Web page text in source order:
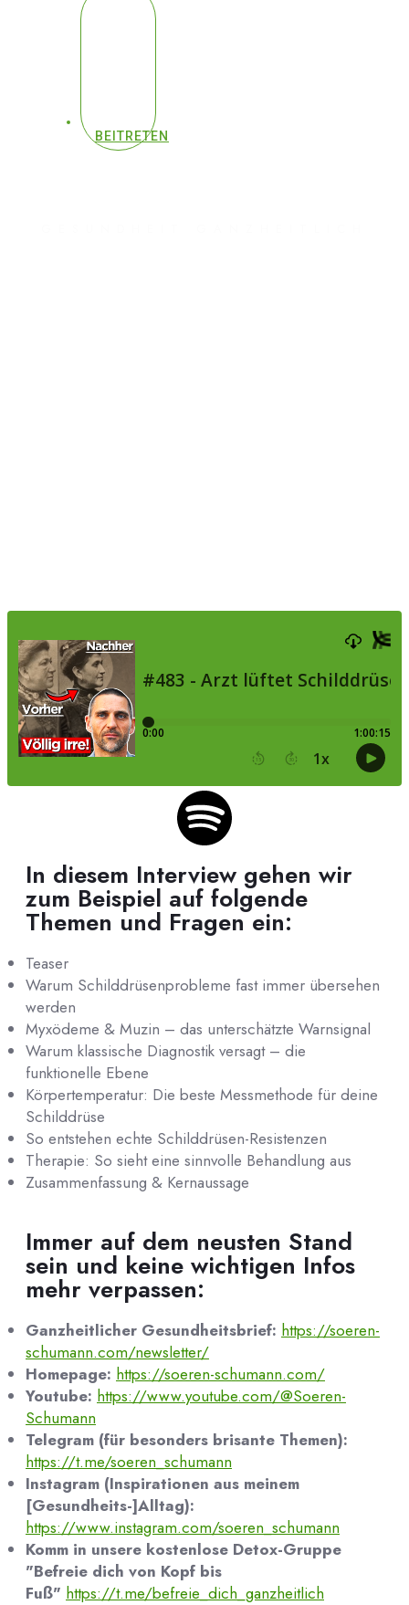
BEITRETEN
In diesem Interview gehen wir
zum Beispiel auf folgende
Themen und Fragen ein:
Teaser
Warum Schilddrüsenprobleme fast immer übersehen
werden
Myxödeme & Muzin – das unterschätzte Warnsignal
Warum klassische Diagnostik versagt – die
funktionelle Ebene
Körpertemperatur: Die beste Messmethode für deine
Schilddrüse
So entstehen echte Schilddrüsen-Resistenzen
Therapie: So sieht eine sinnvolle Behandlung aus
Zusammenfassung & Kernaussage
Immer auf dem neusten Stand
sein und keine wichtigen Infos
mehr verpassen:
Ganzheitlicher Gesundheitsbrief: https://soeren-
schumann.com/newsletter/
Homepage: https://soeren-schumann.com/
Youtube: https://www.youtube.com/@Soeren-
Schumann
Telegram (für besonders brisante Themen):
https://t.me/soeren_schumann
Instagram (Inspirationen aus meinem
[Gesundheits-]Alltag):
https://www.instagram.com/soeren_schumann
Komm in unsere kostenlose Detox-Gruppe
"Befreie dich von Kopf bis
Fuß" https://t.me/befreie_dich_ganzheitlich